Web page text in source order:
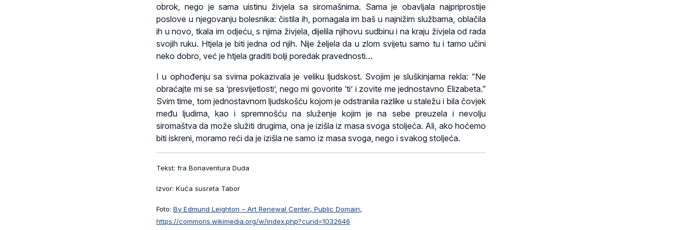
obrok, nego je sama uistinu živjela sa siromašnima. Sama je obavljala najpriprostije
poslove u njegovanju bolesnika: čistila ih, pomagala im baš u najnižim službama, oblačila
ih u novo, tkala im odjeću, s njima živjela, dijelila njihovu sudbinu i na kraju živjela od rada
svojih ruku. Htjela je biti jedna od njih. Nije željela da u zlom svijetu samo tu i tamo učini
neko dobro, već je htjela graditi bolji poredak pravednosti…
I u ophođenju sa svima pokazivala je veliku ljudskost. Svojim je sluškinjama rekla: “Ne
obraćajte mi se sa ‘presvijetlosti’, nego mi govorite ‘ti’ i zovite me jednostavno Elizabeta.”
Svim time, tom jednostavnom ljudskošću kojom je odstranila razlike u staležu i bila čovjek
među ljudima, kao i spremnošću na služenje kojim je na sebe preuzela i nevolju
siromaštva da može služiti drugima, ona je izišla iz masa svoga stoljeća. Ali, ako hoćemo
biti iskreni, moramo reći da je izišla ne samo iz masa svoga, nego i svakog stoljeća.
Tekst: fra Bonaventura Duda
Izvor: Kuća susreta Tabor
Foto: By Edmund Leighton – Art Renewal Center, Public Domain,
https://commons.wikimedia.org/w/index.php?curid=1032646